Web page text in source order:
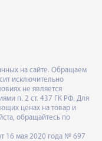
на сайте. Обращаем
исключительно
не является
п. 2 ст. 437 ГК РФ. Для
ценах на товар и
обращайтесь по
16 мая 2020 года № 697